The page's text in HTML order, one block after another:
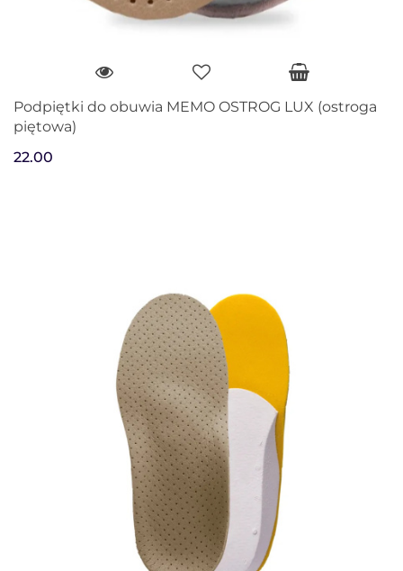
Podpiętki do obuwia MEMO OSTROG LUX (ostroga
piętowa)
22.00